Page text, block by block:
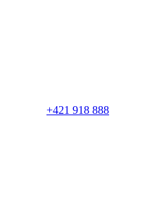
+421 918 888